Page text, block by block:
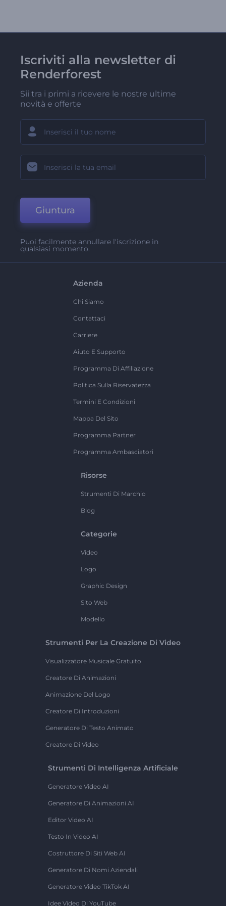
Iscriviti alla newsletter di
Renderforest
Sii tra i primi a ricevere le nostre ultime
novità e offerte
Giuntura
Puoi facilmente annullare l'iscrizione in
qualsiasi momento.
Azienda
Chi Siamo
Contattaci
Carriere
Aiuto E Supporto
Programma Di Affiliazione
Politica Sulla Riservatezza
Termini E Condizioni
Mappa Del Sito
Programma Partner
Programma Ambasciatori
Risorse
Strumenti Di Marchio
Blog
Categorie
Video
Logo
Graphic Design
Sito Web
Modello
Strumenti Per La Creazione Di Video
Visualizzatore Musicale Gratuito
Creatore Di Animazioni
Animazione Del Logo
Creatore Di Introduzioni
Generatore Di Testo Animato
Creatore Di Video
Strumenti Di Intelligenza Artificiale
Generatore Video AI
Generatore Di Animazioni AI
Editor Video AI
Testo In Video AI
Costruttore Di Siti Web AI
Generatore Di Nomi Aziendali
Generatore Video TikTok AI
Idee Video Di YouTube